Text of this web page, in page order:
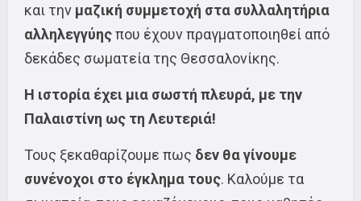
και την μαζική συμμετοχή στα συλλαλητήρια
αλληλεγγύηςπου έχουν πραγματοποιηθεί από
δεκάδες σωματεία της Θεσσαλονίκης.
Η ιστορία έχει μια σωστή πλευρά, με την
Παλαιστίνη ως τη Λευτεριά!
Τους ξεκαθαρίζουμε πως δεν θα γίνουμε
συνένοχοι στο έγκλημα τους. Καλούμε τα